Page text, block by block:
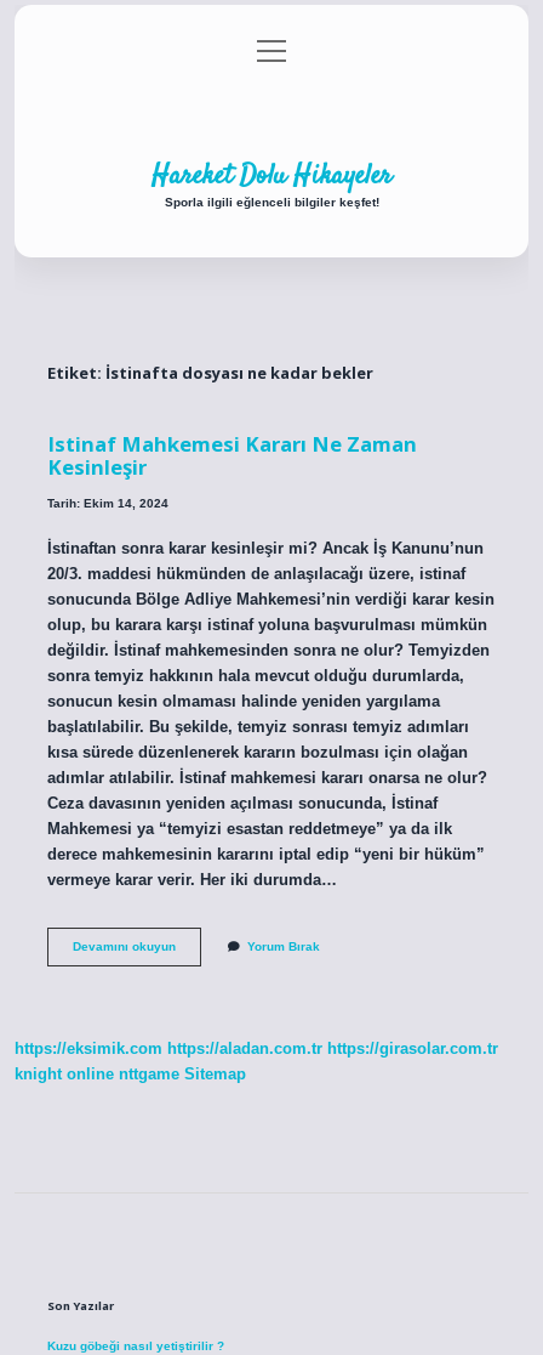
Gizlilik Politikası
menüyü
aç
Hareket Dolu Hikayeler
Sporla ilgili eğlenceli bilgiler keşfet!
Etiket: İstinafta dosyası ne kadar bekler
Istinaf Mahkemesi Kararı Ne Zaman
Kesinleşir
Tarih: Ekim 14, 2024
İstinaftan sonra karar kesinleşir mi? Ancak İş Kanunu’nun
20/3. maddesi hükmünden de anlaşılacağı üzere, istinaf
sonucunda Bölge Adliye Mahkemesi’nin verdiği karar kesin
olup, bu karara karşı istinaf yoluna başvurulması mümkün
değildir. İstinaf mahkemesinden sonra ne olur? Temyizden
sonra temyiz hakkının hala mevcut olduğu durumlarda,
sonucun kesin olmaması halinde yeniden yargılama
başlatılabilir. Bu şekilde, temyiz sonrası temyiz adımları
kısa sürede düzenlenerek kararın bozulması için olağan
adımlar atılabilir. İstinaf mahkemesi kararı onarsa ne olur?
Ceza davasının yeniden açılması sonucunda, İstinaf
Mahkemesi ya “temyizi esastan reddetmeye” ya da ilk
derece mahkemesinin kararını iptal edip “yeni bir hüküm”
vermeye karar verir. Her iki durumda…
Devamını okuyunIstinaf
Yorum Bırak
https://eksimik.com https://aladan.com.tr https://girasolar.com.tr
knight online nttgame Sitemap
Son Yazılar
Kuzu göbeği nasıl yetiştirilir ?